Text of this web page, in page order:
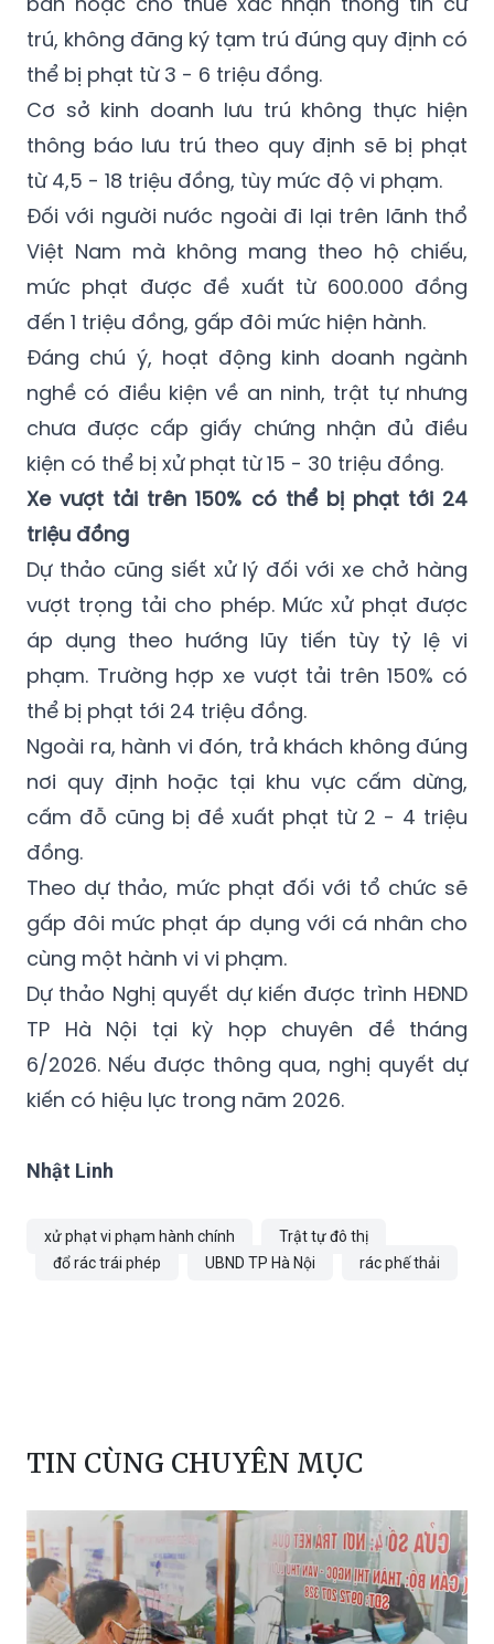
trú, không đăng ký tạm trú đúng quy định có
thể bị phạt từ 3 - 6 triệu đồng.
Cơ sở kinh doanh lưu trú không thực hiện
thông báo lưu trú theo quy định sẽ bị phạt
từ 4,5 - 18 triệu đồng, tùy mức độ vi phạm.
Đối với người nước ngoài đi lại trên lãnh thổ
Việt Nam mà không mang theo hộ chiếu,
mức phạt được đề xuất từ 600.000 đồng
đến 1 triệu đồng, gấp đôi mức hiện hành.
Đáng chú ý, hoạt động kinh doanh ngành
nghề có điều kiện về an ninh, trật tự nhưng
chưa được cấp giấy chứng nhận đủ điều
kiện có thể bị xử phạt từ 15 - 30 triệu đồng.
Xe vượt tải trên 150% có thể bị phạt tới 24
triệu đồng
Dự thảo cũng siết xử lý đối với xe chở hàng
vượt trọng tải cho phép. Mức xử phạt được
áp dụng theo hướng lũy tiến tùy tỷ lệ vi
phạm. Trường hợp xe vượt tải trên 150% có
thể bị phạt tới 24 triệu đồng.
Ngoài ra, hành vi đón, trả khách không đúng
nơi quy định hoặc tại khu vực cấm dừng,
cấm đỗ cũng bị đề xuất phạt từ 2 - 4 triệu
đồng.
Theo dự thảo, mức phạt đối với tổ chức sẽ
gấp đôi mức phạt áp dụng với cá nhân cho
cùng một hành vi vi phạm.
Dự thảo Nghị quyết dự kiến được trình HĐND
TP Hà Nội tại kỳ họp chuyên đề tháng
6/2026. Nếu được thông qua, nghị quyết dự
kiến có hiệu lực trong năm 2026.
Nhật Linh
xử phạt vi phạm hành chính
Trật tự đô thị
đổ rác trái phép
UBND TP Hà Nội rác phế thải
TIN CÙNG CHUYÊN MỤC